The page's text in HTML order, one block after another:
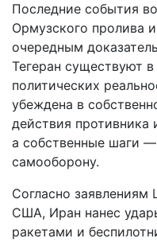
Последние события
Ормузского пролива
очередным
Тегеран существуют
политических
убеждена в
действия противника
а собственные шаги
самооборону.
Согласно заявлениям
США, Иран нанес
ракетами и